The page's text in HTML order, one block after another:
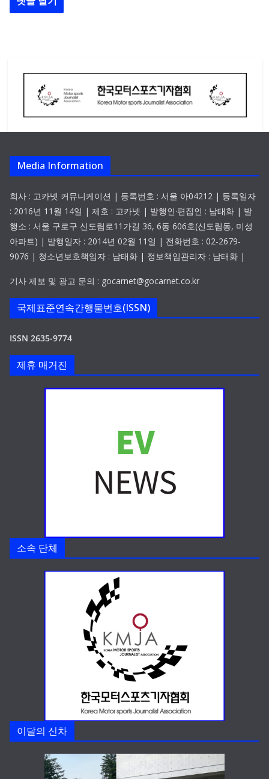
Media Information
회사 : 고카넷 커뮤니케이션 | 등록번호 : 서울 아04212 | 등록일자
: 2016년 11월 14일 | 제호 : 고카넷 | 발행인·편집인 : 남태화 | 발
행소 : 서울 구로구 신도림로11가길 36, 6동 606호(신도림동, 미성
아파트) | 발행일자 : 2014년 02월 11일 | 전화번호 : 02-2679-
9076 | 청소년보호책임자 : 남태화 | 정보책임관리자 : 남태화 |
기사 제보 및 광고 문의 : gocarnet@gocarnet.co.kr
국제표준연속간행물번호(ISSN)
ISSN 2635-9774
제휴 매거진
소속 단체
이달의 신차